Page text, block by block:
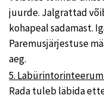
juurde. Jalgrattad
kohapeal sadamast.
Paremusjärjestuse
aeg.
5.
Rada tuleb läbida